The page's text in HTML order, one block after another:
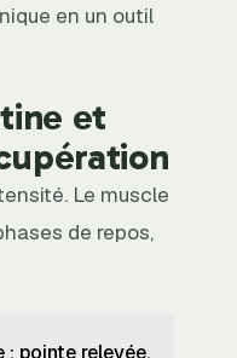
en un outil
et
Le muscle
de repos,
: pointe relevée,